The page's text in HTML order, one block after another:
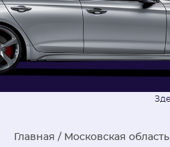
Главная / Московская область